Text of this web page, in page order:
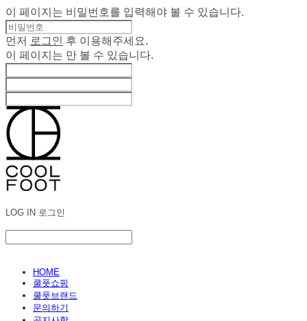
이 페이지는 비밀번호를 입력해야 볼 수 있습니다.
먼저 로그인
후 이용해주세요.
이 페이지는 만 볼 수 있습니다.
LOG IN 로그인
HOME
쿨풋쇼핑
쿨풋브랜드
문의하기